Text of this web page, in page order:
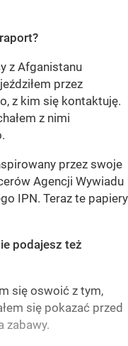
z Afganistanu
przez
z kim się kontaktuję.
z nimi
przez swoje
Agencji Wywiadu
IPN. Teraz te papiery
podajesz też
się oswoić z tym,
się pokazać przed
zabawy.